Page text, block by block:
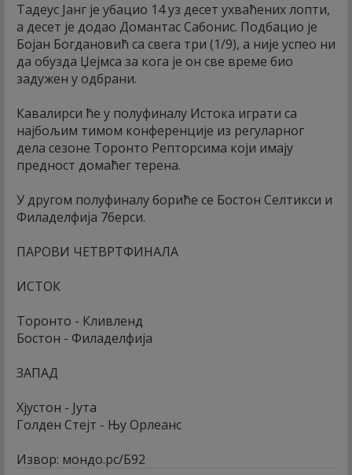
Тадеус Јанг је убацио 14 уз десет ухваћених лопти,
а десет је додао Домантас Сабонис. Подбацио је
Бојан Богдановић са свега три (1/9), а није успео ни
да обузда Џејмса за кога је он све време био
задужен у одбрани.
Кавалирси ће у полуфиналу Истока играти са
најбољим тимом конференције из регуларног
дела сезоне Торонто Репторсима који имају
предност домаћег терена.
У другом полуфиналу бориће се Бостон Селтикси и
Филаделфија 76ерси.
ПАРОВИ ЧЕТВРТФИНАЛА
ИСТОК
Торонто - Кливленд
Бостон - Филаделфија
ЗАПАД
Хјустон - Јута
Голден Стејт - Њу Орлеанс
Извор: мондо.рс/Б92